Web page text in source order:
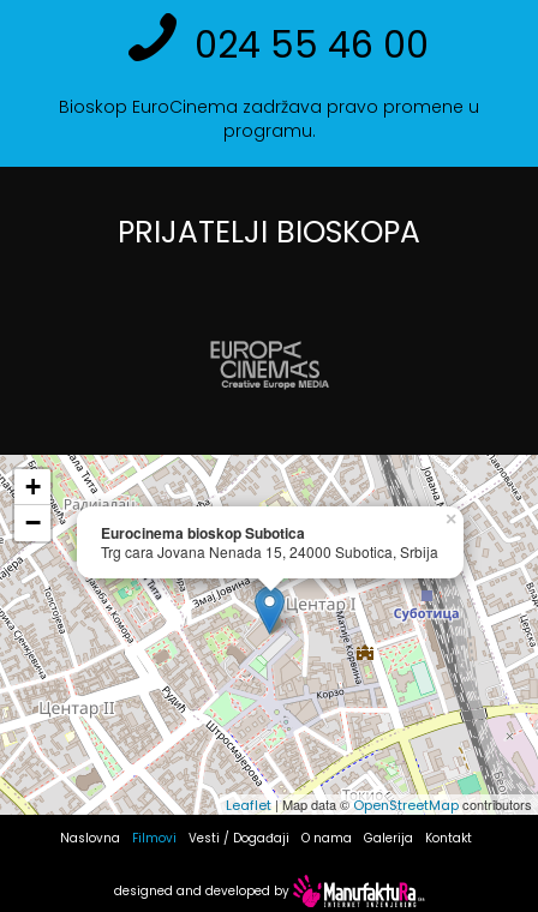
024 55 46 00
Bioskop EuroCinema zadržava pravo promene u
programu.
PRIJATELJI BIOSKOPA
Eurocinema bioskop Subotica
Trg cara Jovana Nenada 15, 24000 Subotica, Srbija
×
+
−
Leaflet | Map data ©OpenStreetMapcontributors
Naslovna Filmovi Vesti / Događaji O nama Galerija Kontakt
designed and developed by